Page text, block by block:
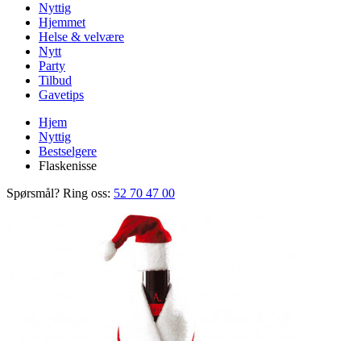
Nyttig
Hjemmet
Helse & velvære
Nytt
Party
Tilbud
Gavetips
Hjem
Nyttig
Bestselgere
Flaskenisse
Spørsmål? Ring oss: 52 70 47 00